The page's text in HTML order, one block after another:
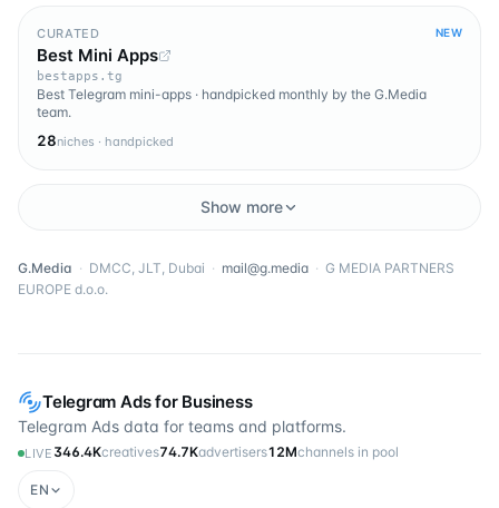
Telegram Ads for Business
Telegram Ads data for teams and platforms.
LIVE 346.4Kcreatives74.7Kadvertisers12Mchannels in pool
EN
CURATED NEW
Best Mini Apps
bestapps.tg
Best Telegram mini-apps · handpicked monthly by the G.Media
team.
28niches · handpicked
Show more
G.Media · DMCC, JLT, Dubai · mail@g.media · G MEDIA PARTNERS
EUROPE d.o.o.